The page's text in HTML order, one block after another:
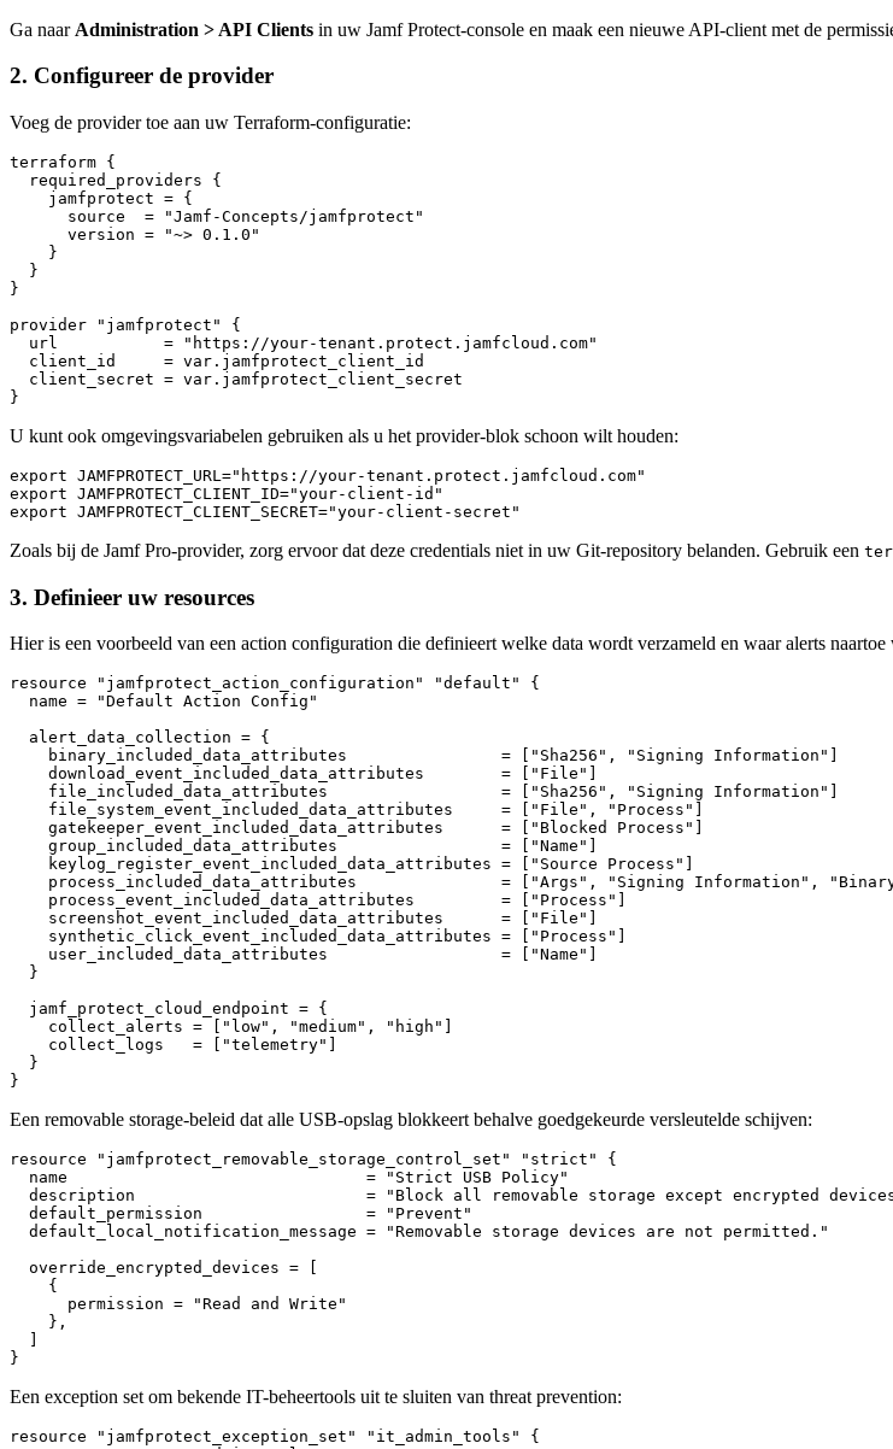
Ga naar Administration > API Clients in uw Jamf Protect-console en maak een nieuwe API-client met de
2. Configureer de provider
Voeg de provider toe aan uw Terraform-configuratie:
terraform {
  required_providers {
    jamfprotect = {
      source  = "Jamf-Concepts/jamfprotect"
      version = "~> 0.1.0"
    }
  }
}
provider "jamfprotect" {
  url           = "https://your-tenant.protect.jamfcloud.com"
  client_id     = var.jamfprotect_client_id
  client_secret = var.jamfprotect_client_secret
U kunt ook omgevingsvariabelen gebruiken als u het provider-blok schoon wilt houden:
export JAMFPROTECT_URL="https://your-tenant.protect.jamfcloud.com"
export JAMFPROTECT_CLIENT_ID="your-client-id"
Zoals bij de Jamf Pro-provider, zorg ervoor dat deze credentials niet in uw Git-repository belanden. Gebruik een
3. Definieer uw resources
Hier is een voorbeeld van een action configuration die definieert welke data wordt verzameld en waar alerts naartoe
resource "jamfprotect_action_configuration" "default" {
  name = "Default Action Config"
  alert_data_collection = {
    binary_included_data_attributes                = ["Sha256", "Signing Information"]
    download_event_included_data_attributes        = ["File"]
    file_included_data_attributes                  = ["Sha256", "Signing Information"]
    file_system_event_included_data_attributes     = ["File", "Process"]
    gatekeeper_event_included_data_attributes      = ["Blocked Process"]
    group_included_data_attributes                 = ["Name"]
    keylog_register_event_included_data_attributes = ["Source Process"]
process_included_data_attributes               = ["Args", "Signing Information",
    process_event_included_data_attributes         = ["Process"]
    screenshot_event_included_data_attributes      = ["File"]
    synthetic_click_event_included_data_attributes = ["Process"]
    user_included_data_attributes                  = ["Name"]
  }
  jamf_protect_cloud_endpoint = {
    collect_alerts = ["low", "medium", "high"]
    collect_logs   = ["telemetry"]
  }
Een removable storage-beleid dat alle USB-opslag blokkeert behalve goedgekeurde versleutelde schijven:
resource "jamfprotect_removable_storage_control_set" "strict" {
  name                               = "Strict USB Policy"
description                        = "Block all removable storage except encrypted
  default_permission                 = "Prevent"
  default_local_notification_message = "Removable storage devices are not permitted."
  override_encrypted_devices = [
    {
      permission = "Read and Write"
    },
Een exception set om bekende IT-beheertools uit te sluiten van threat prevention:
resource "jamfprotect_exception_set" "it_admin_tools" {